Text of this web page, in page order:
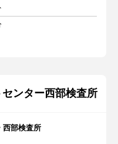
ンター西部検査所
西部検査所